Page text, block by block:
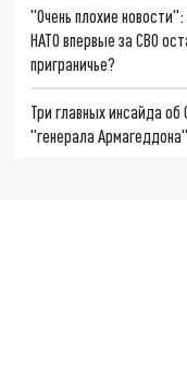
"Очень плохие
НАТО впервые за СВО
приграничье?
Три главных инсайда
"генерала